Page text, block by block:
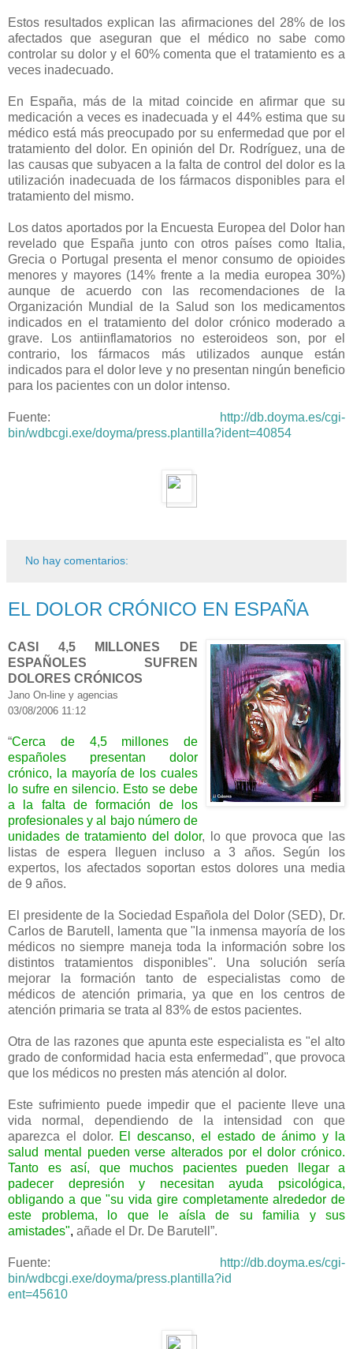
Estos resultados explican las afirmaciones del 28% de los
afectados que aseguran que el médico no sabe como
controlar su dolor y el 60% comenta que el tratamiento es a
veces inadecuado.
En España, más de la mitad coincide en afirmar que su
medicación a veces es inadecuada y el 44% estima que su
médico está más preocupado por su enfermedad que por el
tratamiento del dolor. En opinión del Dr. Rodríguez, una de
las causas que subyacen a la falta de control del dolor es la
utilización inadecuada de los fármacos disponibles para el
tratamiento del mismo.
Los datos aportados por la Encuesta Europea del Dolor han
revelado que España junto con otros países como Italia,
Grecia o Portugal presenta el menor consumo de opioides
menores y mayores (14% frente a la media europea 30%)
aunque de acuerdo con las recomendaciones de la
Organización Mundial de la Salud son los medicamentos
indicados en el tratamiento del dolor crónico moderado a
grave. Los antiinflamatorios no esteroideos son, por el
contrario, los fármacos más utilizados aunque están
indicados para el dolor leve y no presentan ningún beneficio
para los pacientes con un dolor intenso.
Fuente:
http://db.doyma.es/cgi-
bin/wdbcgi.exe/doyma/press.plantilla?ident=40854
No hay comentarios:
EL DOLOR CRÓNICO EN ESPAÑA
CASI 4,5 MILLONES DE
ESPAÑOLES SUFREN
DOLORES CRÓNICOS
Jano On-line y agencias
03/08/2006 11:12
“Cerca de 4,5 millones de
españoles presentan dolor
crónico, la mayoría de los cuales
lo sufre en silencio. Esto se debe
a la falta de formación de los
profesionales y al bajo número de
unidades de tratamiento del dolor, lo que provoca que las
listas de espera lleguen incluso a 3 años. Según los
expertos, los afectados soportan estos dolores una media
de 9 años.
El presidente de la Sociedad Española del Dolor (SED), Dr.
Carlos de Barutell, lamenta que "la inmensa mayoría de los
médicos no siempre maneja toda la información sobre los
distintos tratamientos disponibles". Una solución sería
mejorar la formación tanto de especialistas como de
médicos de atención primaria, ya que en los centros de
atención primaria se trata al 83% de estos pacientes.
Otra de las razones que apunta este especialista es "el alto
grado de conformidad hacia esta enfermedad", que provoca
que los médicos no presten más atención al dolor.
Este sufrimiento puede impedir que el paciente lleve una
vida normal, dependiendo de la intensidad con que
aparezca el dolor. El descanso, el estado de ánimo y la
salud mental pueden verse alterados por el dolor crónico.
Tanto es así, que muchos pacientes pueden llegar a
padecer depresión y necesitan ayuda psicológica,
obligando a que "su vida gire completamente alrededor de
este problema, lo que le aísla de su familia y sus
amistades", añade el Dr. De Barutell”.
Fuente:
http://db.doyma.es/cgi-
bin/wdbcgi.exe/doyma/press.plantilla?id
ent=45610